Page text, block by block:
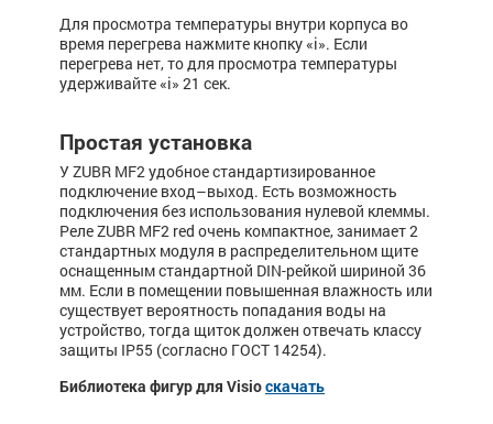
Для просмотра тем­пе­ратуры внутри корпуса во
время пе­ре­гре­ва наж­мите кнопку «i». Если
перегрева нет, то для просмотра температуры
удерживайте «i» 21 сек.
Простая установка
У ZUBR MF2 удобное стандартизированное
подключение вход–выход. Есть возможность
подключения без использования нулевой клеммы.
Реле ZUBR MF2 red очень компактное, занимает 2
стандартных модуля в распределительном щите
оснащенным стандартной DIN-рейкой шириной 36
мм. Если в помещении повышенная влажность или
существует вероятность попадания воды на
устройство, тогда щиток должен отвечать классу
защиты IP55 (согласно ГОСТ 14254).
Библиотека фигур для Visioскачать